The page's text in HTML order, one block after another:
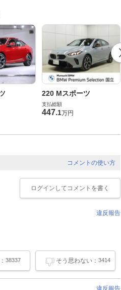
220 Mスポーツ
支払総額
447.1万円
コメントの使い方
ログイン してコメントを書く
違反報告
そう思わない： 3414
38337
違反報告